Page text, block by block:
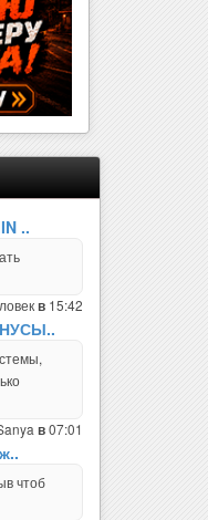
..
в 15:42
в07:01
чтоб